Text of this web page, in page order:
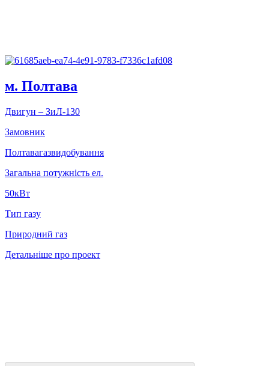
м. Полтава
Двигун – ЗиЛ-130
Замовник
Полтавагазвидобування
Загальна потужність ел.
50кВт
Тип газу
Природний газ
Детальніше про проект